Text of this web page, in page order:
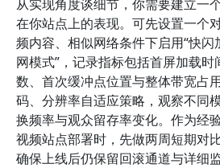
从实现角度谈细节，你需要建立一
在你站点上的表现。可先设置一个
频内容、相似网络条件下启用“快闪
网模式”，记录指标包括首屏加载
数、首次缓冲点位置与整体带宽占
码、分辨率自适应策略，观察不同
换频率与观众留存率变化。作为经
视频站点部署时，先做两周短期对
确保上线后仍保留回滚通道与详细监